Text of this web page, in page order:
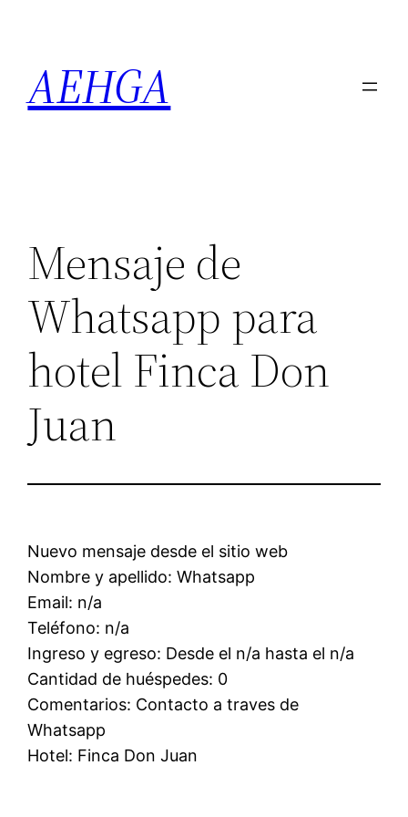
contenido
AEHGA
Mensaje de
Whatsapp para
hotel Finca Don
Juan
Nuevo mensaje desde el sitio web
Nombre y apellido: Whatsapp
Email: n/a
Teléfono: n/a
Ingreso y egreso: Desde el n/a hasta el n/a
Cantidad de huéspedes: 0
Comentarios: Contacto a traves de
Whatsapp
Hotel: Finca Don Juan